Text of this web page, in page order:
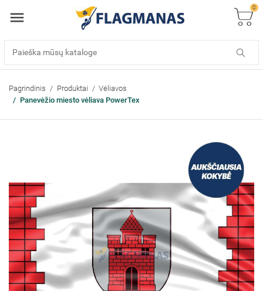
0
Pagrindinis Produktai
Vėliavos
Panevėžio miesto vėliava PowerTex